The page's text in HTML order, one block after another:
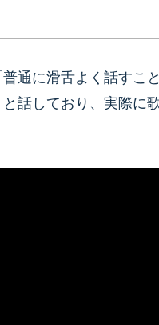
通に滑舌よく話すこ
話しており、実際に